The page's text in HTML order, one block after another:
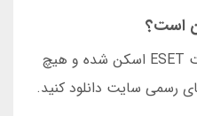
است؟
بله. این اپلیکیشن توسط شرکت ESET اسکن شده و هیچ
رسمی سایت دانلود کنید.